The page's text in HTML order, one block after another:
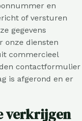
en
of versturen
gegevens
onze diensten
commercieel
contactformulier
is afgerond en er